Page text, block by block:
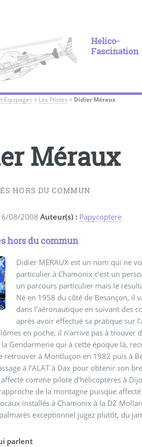
Helico-
Fascination
Equipages > Les Pilotes > Didier Méraux
Méraux
HORS DU COMMUN
08/2008Auteur(s) : Papycoptere
hors du commun
Didier MÉRAUX est un nom qui ne
particulier à Chamonix c’est un
un parcours particulier mais le
Né en 1958 du côté de Besançon, il
dans l’aéronautique en suivant des
après avoir effectué sa pratique sur
en poche, il n’arrive pas à
la Gendarmerie qui à cette époque là,
retrouver à Montluçon en 1982 puis à
à l’ALAT à Dax pour obtenir son
comme pilote d’hélicoptères à
de la montagne puisque
installés à Chamonix à la DZ
exceptionnel jugez plutôt, du
parlent